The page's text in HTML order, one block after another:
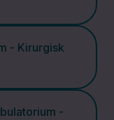
- Kirurgisk
-